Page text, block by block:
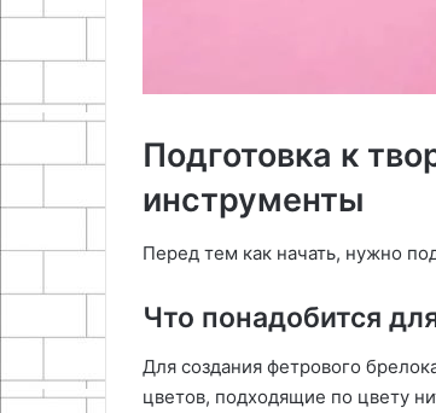
Подготовка к
инструменты
Перед тем как начать, нужно
Что понадобится
Для создания фетрового
цветов, подходящие по цвету